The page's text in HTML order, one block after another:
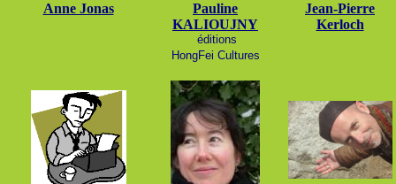
Anne Jonas
Pauline
KALIOUJNY
éditions
HongFei Cultures
Jean-Pierre
Kerloch